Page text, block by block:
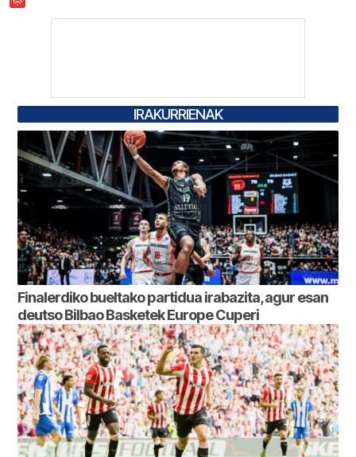
IRAKURRIENAK
Finalerdiko bueltako partidua irabazita, agur esan
deutso Bilbao Basketek Europe Cuperi